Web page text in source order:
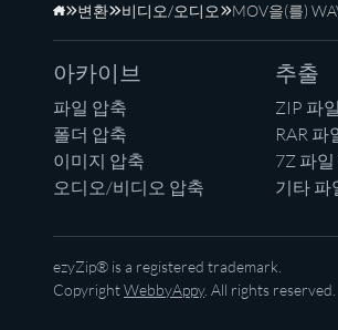
홈페이지
변환 비디오/오디오 MOV을(를)
아카이브
파일 압축
폴더 압축
이미지 압축
오디오/비디오 압축
추출
ZIP 파
RAR 파
7Z 파
기타 파
ezyZip® is a registered trademark.
CopyrightWebbyAppy. All rights reserved.